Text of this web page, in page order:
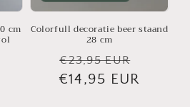
cm
Aanbiedingsprijs
Colorfull decoratie beer staand
28 cm
Normale
prijs
€23,95 EUR
€14,95 EUR